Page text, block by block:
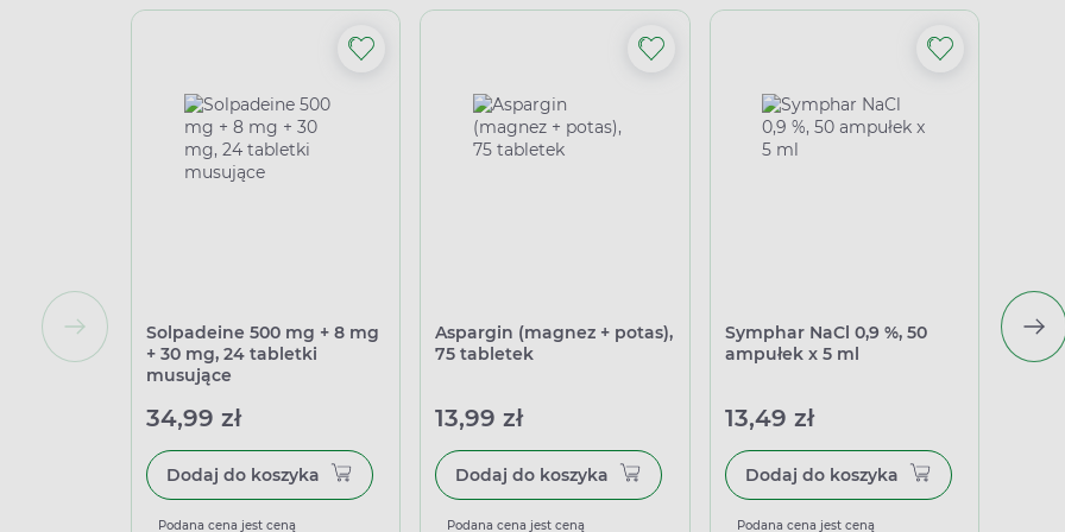
Solpadeine 500 mg + 8 mg
+ 30 mg, 24 tabletki
musujące
34,99 zł
Dodaj do koszyka
Podana cena jest ceną
Aspargin (magnez + potas),
75 tabletek
13,99 zł
Dodaj do koszyka
Podana cena jest ceną
Symphar NaCl 0,9 %, 50
ampułek x 5 ml
13,49 zł
Dodaj do koszyka
Podana cena jest ceną